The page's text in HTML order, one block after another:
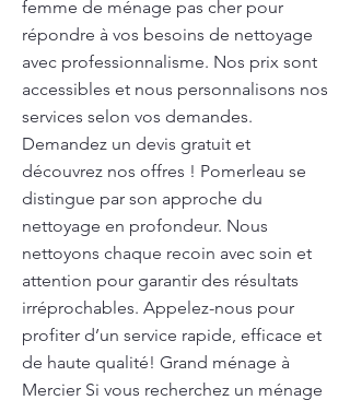
femme de ménage pas cher pour
répondre à vos besoins de nettoyage
avec professionnalisme. Nos prix sont
accessibles et nous personnalisons nos
services selon vos demandes.
Demandez un devis gratuit et
découvrez nos offres ! Pomerleau se
distingue par son approche du
nettoyage en profondeur. Nous
nettoyons chaque recoin avec soin et
attention pour garantir des résultats
irréprochables. Appelez-nous pour
profiter d’un service rapide, efficace et
de haute qualité! Grand ménage à
Mercier Si vous recherchez un ménage